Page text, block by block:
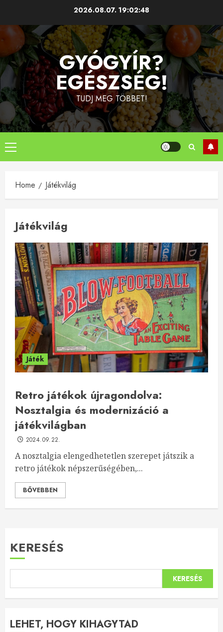
content
2026.08.07. 19:02:49
GYÓGYÍR?
EGÉSZSÉG!
TUDJ MEG TÖBBET!
Primary
Menu
Home Játékvilág
Játékvilág
Játék
Retro játékok újragondolva:
Nosztalgia és modernizáció a
játékvilágban
2024.09.22.
A nosztalgia elengedhetetlen szerepet játszik a
retro játékok népszerűségében,...
BŐVEBBEN
KERESÉS
KERESÉS
LEHET, HOGY KIHAGYTAD